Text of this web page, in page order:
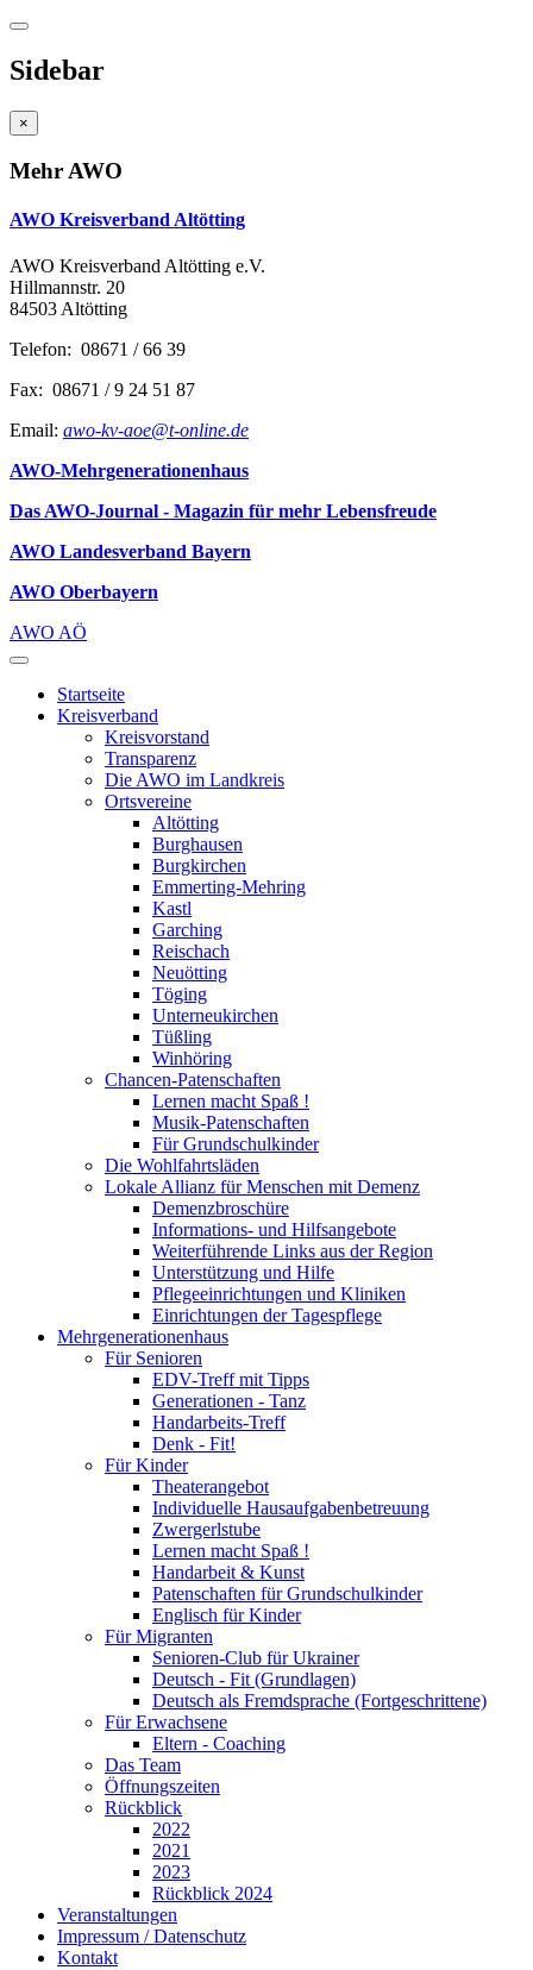
Sidebar
×
Mehr AWO
AWO Kreisverband Altötting
AWO Kreisverband Altötting e.V.
Hillmannstr. 20
84503 Altötting
Telefon: 08671 / 66 39
Fax: 08671 / 9 24 51 87
Email: awo-kv-aoe@t-online.de
AWO-Mehrgenerationenhaus
Das AWO-Journal - Magazin für mehr Lebensfreude
AWO Landesverband Bayern
AWO Oberbayern
AWO AÖ
Startseite
Kreisverband
Kreisvorstand
Transparenz
Die AWO im Landkreis
Ortsvereine
Altötting
Burghausen
Burgkirchen
Emmerting-Mehring
Kastl
Garching
Reischach
Neuötting
Töging
Unterneukirchen
Tüßling
Winhöring
Chancen-Patenschaften
Lernen macht Spaß !
Musik-Patenschaften
Für Grundschulkinder
Die Wohlfahrtsläden
Lokale Allianz für Menschen mit Demenz
Demenzbroschüre
Informations- und Hilfsangebote
Weiterführende Links aus der Region
Unterstützung und Hilfe
Pflegeeinrichtungen und Kliniken
Einrichtungen der Tagespflege
Mehrgenerationenhaus
Für Senioren
EDV-Treff mit Tipps
Generationen - Tanz
Handarbeits-Treff
Denk - Fit!
Für Kinder
Theaterangebot
Individuelle Hausaufgabenbetreuung
Zwergerlstube
Lernen macht Spaß !
Handarbeit & Kunst
Patenschaften für Grundschulkinder
Englisch für Kinder
Für Migranten
Senioren-Club für Ukrainer
Deutsch - Fit (Grundlagen)
Deutsch als Fremdsprache (Fortgeschrittene)
Für Erwachsene
Eltern - Coaching
Das Team
Öffnungszeiten
Rückblick
2022
2021
2023
Rückblick 2024
Veranstaltungen
Impressum / Datenschutz
Kontakt